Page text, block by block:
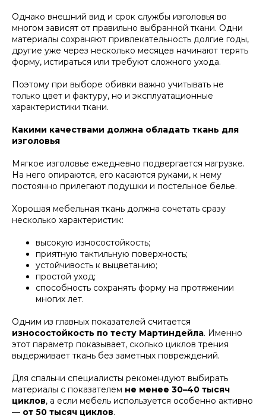
Однако внешний вид и срок службы изголовья во
многом зависят от правильно выбранной ткани. Одни
материалы сохраняют привлекательность долгие годы,
другие уже через несколько месяцев начинают терять
форму, истираться или требуют сложного ухода.
Поэтому при выборе обивки важно учитывать не
только цвет и фактуру, но и эксплуатационные
характеристики ткани.
Какими качествами должна обладать ткань для
изголовья
Мягкое изголовье ежедневно подвергается нагрузке.
На него опираются, его касаются руками, к нему
постоянно прилегают подушки и постельное белье.
Хорошая мебельная ткань должна сочетать сразу
несколько характеристик:
высокую износостойкость;
приятную тактильную поверхность;
устойчивость к выцветанию;
простой уход;
способность сохранять форму на протяжении
многих лет.
Одним из главных показателей считается
износостойкость по тесту Мартиндейла. Именно
этот параметр показывает, сколько циклов трения
выдерживает ткань без заметных повреждений.
Для спальни специалисты рекомендуют выбирать
материалы с показателем не менее 30–40 тысяч
циклов, а если мебель используется особенно активно
— от 50 тысяч циклов.